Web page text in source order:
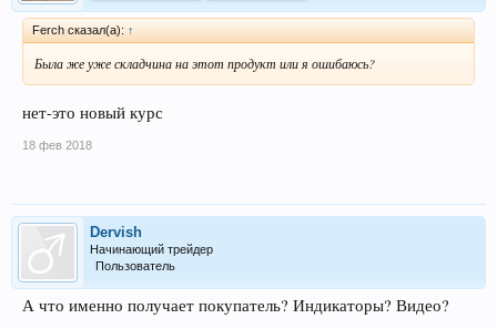
Ferch сказал(а): ↑
Была же уже складчина на этот продукт или я ошибаюсь?
нет-это новый курс
18 фев 2018
Dervish
Начинающий трейдер
Пользователь
А что именно получает покупатель? Индикаторы? Видео?